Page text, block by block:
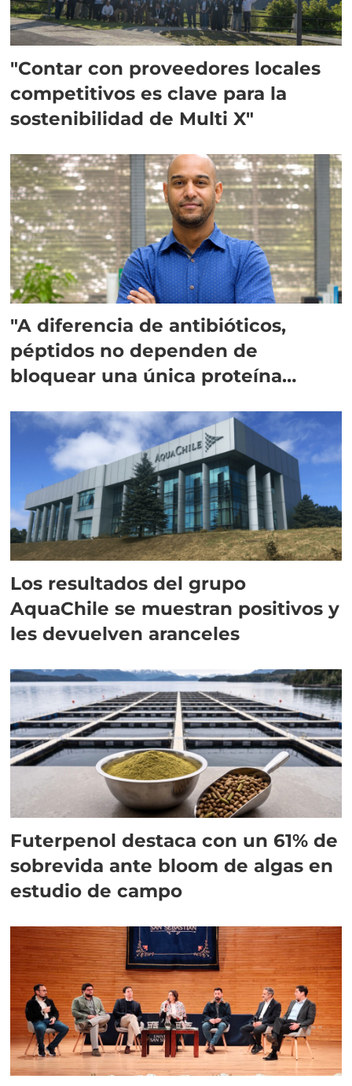
"Contar con proveedores locales
competitivos es clave para la
sostenibilidad de Multi X"
"A diferencia de antibióticos,
péptidos no dependen de
bloquear una única proteína
Los resultados del grupo
AquaChile se muestran positivos y
les devuelven aranceles
Futerpenol destaca con un 61% de
sobrevida ante bloom de algas en
estudio de campo